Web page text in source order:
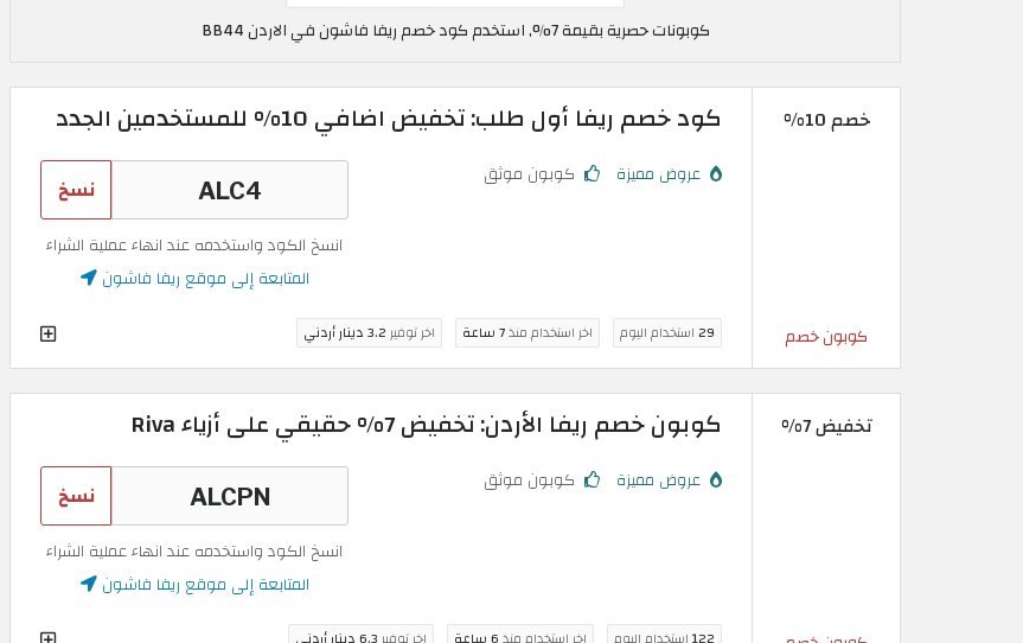
كوبونات حصرية بقيمة 7%, استخدم كود خصم ريفا فاشون في الاردن BB44
خصم 10%
كوبون خصم
كود خصم ريفا أول طلب: تخفيض اضافي 10% للمستخدمين الجدد
عروض مميزة كوبون موثق نسخ
انسخ الكود واستخدمه عند انهاء عملية الشراء
المتابعة إلى موقع ريفا فاشون
29استخدام اليوم اخر استخدام منذ7 ساعة اخر توفير3.2 دينار أردني
تخفيض 7% كوبون خصم ريفا الأردن: تخفيض 7% حقيقي على أزياء Riva
عروض مميزة كوبون موثق نسخ
انسخ الكود واستخدمه عند انهاء عملية الشراء
المتابعة إلى موقع ريفا فاشون